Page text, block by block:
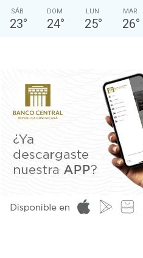
SÁB
23°
DOM
24°
LUN
25°
MAR
26°